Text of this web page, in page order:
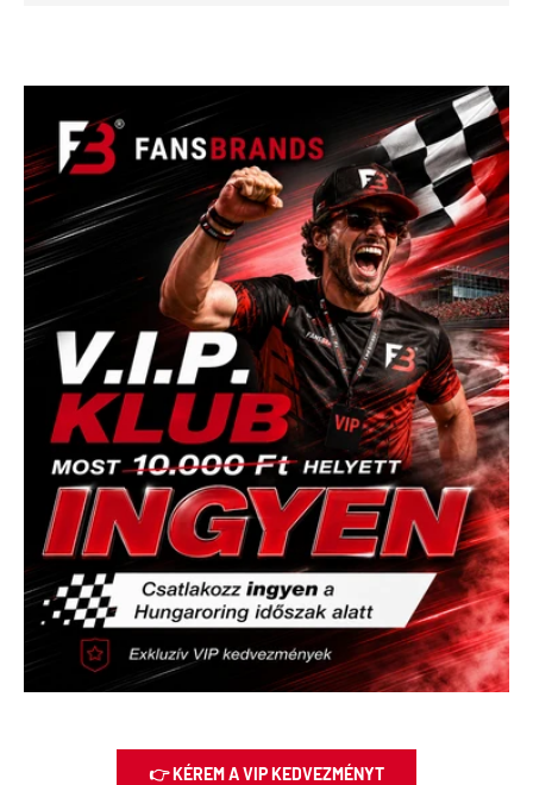
👉 KÉREM A VIP KEDVEZMÉNYT